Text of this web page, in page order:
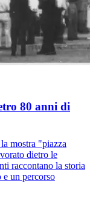
80 anni di
mostra "piazza
dietro le
raccontano la storia
e un percorso